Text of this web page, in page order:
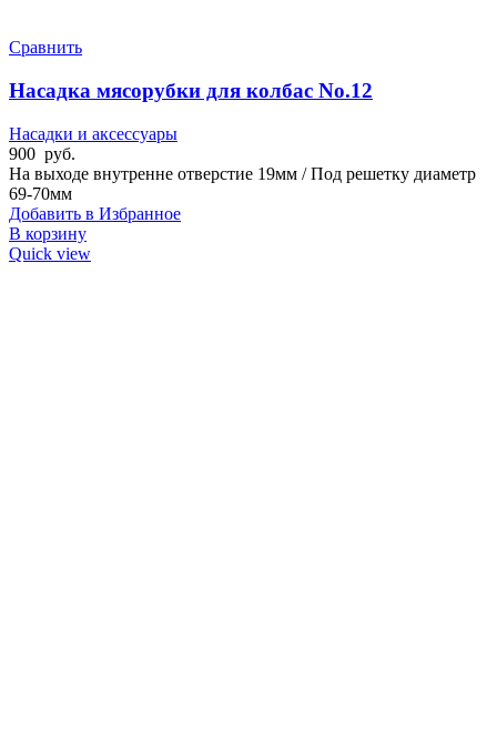
IFOOMA
GEMLUX 1
Сравнить
Насадка мясорубки для колбас No.12
Насадки и аксессуары
900 руб.
На выходе внутренне отверстие 19мм / Под решетку диаметр
69-70мм
Добавить в Избранное
В корзину
Quick view